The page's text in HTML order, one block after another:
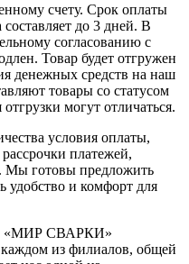
счету. Срок оплаты
до 3 дней. В
согласованию с
Товар будет отгружен
денежных средств на наш
товары со статусом
могут отличаться.
условия оплаты,
платежей,
Мы готовы предложить
удобство и комфорт для
«МИР СВАРКИ»
каждом из филиалов, общей